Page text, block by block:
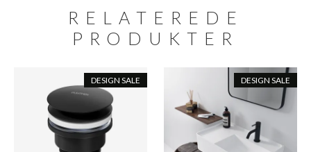
RELATEREDE
PRODUKTER
DESIGN SALE DESIGN SALE